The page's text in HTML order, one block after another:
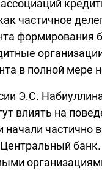
частичное
формирования
в полной мере
Э.С.
влиять на
начали